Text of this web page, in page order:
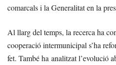
comarcals i la Generalitat en la
Al llarg del temps, la recerca ha
cooperació intermunicipal s’ha
fet. També ha analitzat l’evolució